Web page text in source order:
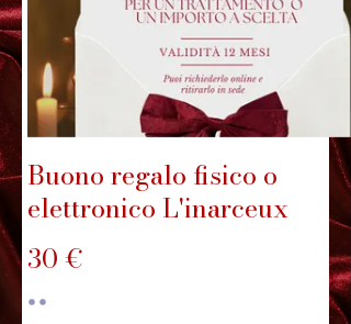
Buono regalo fisico o
elettronico L'inarceux
30 €